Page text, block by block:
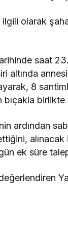
olarak
saat
altında
8
bıçakla
ardından
ek süre